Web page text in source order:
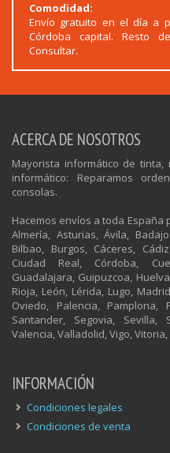
Comodidad:
Envío gratuito en el día a
Córdoba capital. Resto
Consultar.
ACERCA DE NOSOTROS
Mayorista informático de tinta,
informático: Reparamos
consolas.
Hacemos envíos a toda España
Almería, Asturias, Ávila,
Bilbao, Burgos, Cáceres,
Ciudad Real, Córdoba,
Guadalajara, Guipuzcoa,
Rioja, León, Lérida, Lugo,
Oviedo, Palencia, Pamplona,
Santander, Segovia, Sevilla,
Valencia, Valladolid, Vigo,
INFORMACIÓN
Condiciones legales
Condiciones de venta